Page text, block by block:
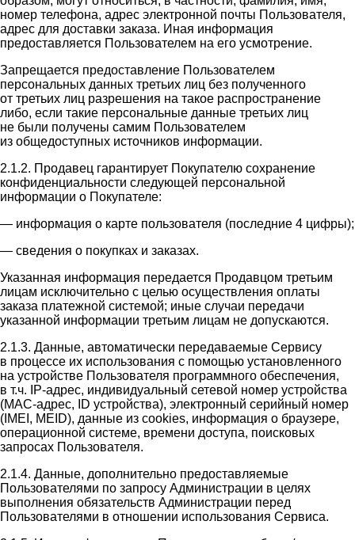
номер телефона, адрес электронной почты Пользователя,
адрес для доставки заказа. Иная информация
предоставляется Пользователем на его усмотрение.
Запрещается предоставление Пользователем
персональных данных третьих лиц без полученного
от третьих лиц разрешения на такое распространение
либо, если такие персональные данные третьих лиц
не были получены самим Пользователем
из общедоступных источников информации.
2.1.2. Продавец гарантирует Покупателю сохранение
конфиденциальности следующей персональной
информации о Покупателе:
— информация о карте пользователя (последние 4 цифры);
— сведения о покупках и заказах.
Указанная информация передается Продавцом третьим
лицам исключительно с целью осуществления оплаты
заказа платежной системой; иные случаи передачи
указанной информации третьим лицам не допускаются.
2.1.3. Данные, автоматически передаваемые Сервису
в процессе их использования с помощью установленного
на устройстве Пользователя программного обеспечения,
в т.ч. IP-адрес, индивидуальный сетевой номер устройства
(MAC-адрес, ID устройства), электронный серийный номер
(IMEI, MEID), данные из cookies, информация о браузере,
операционной системе, времени доступа, поисковых
запросах Пользователя.
2.1.4. Данные, дополнительно предоставляемые
Пользователями по запросу Администрации в целях
выполнения обязательств Администрации перед
Пользователями в отношении использования Сервиса.